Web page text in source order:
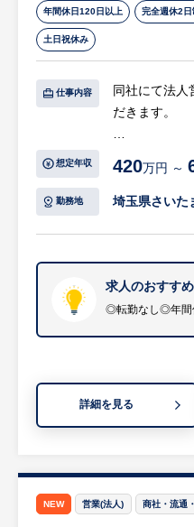
・日本のイ
超える老舗企
年間休日120日以上 完全週休2日
土日祝休み
仕事内容
同社にて法人
だきます。
同社は建設現
場などにおけ
なソリューシ
います。
・「こんな
配できる？
・各お客様に
料+消耗品」
想定年収 420万円 ～
勤務地 埼玉県さいた
求人のおすす
◎転勤なし◎年間
詳細を見る
NEW 営業(法人) 商社・流通